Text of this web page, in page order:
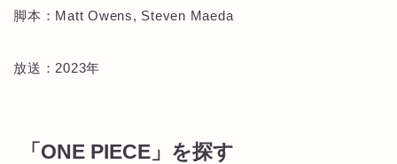
脚本：Matt Owens, Steven Maeda
放送：2023年
「ONE PIECE」を探す